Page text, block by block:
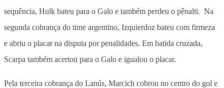
sequência, Hulk bateu para o Galo e também perdeu o pênalti. Na
segunda cobrança do time argentino, Izquierdoz bateu com firmeza
e abriu o placar na disputa por penalidades. Em batida cruzada,
Scarpa também acertou para o Galo e igualou o placar.
Pela terceira cobrança do Lanús, Marcich cobrou no centro do gol e